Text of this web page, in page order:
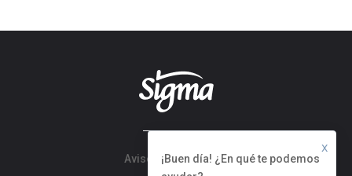
Aviso de Privacidad
X
¡Buen día! ¿En qué te podemos